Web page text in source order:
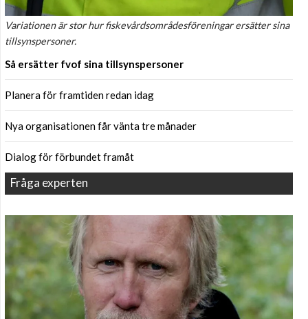
Variationen är stor hur fiskevårdsområdesföreningar ersätter sina
tillsynspersoner.
Så ersätter fvof sina tillsynspersoner
Planera för framtiden redan idag
Nya organisationen får vänta tre månader
Dialog för förbundet framåt
Fråga experten